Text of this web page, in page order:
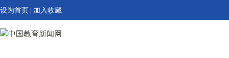
设为首页 加入收藏